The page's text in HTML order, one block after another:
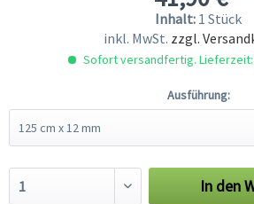
Inhalt: 1 Stück
inkl. MwSt. zzgl.
Sofort versandfertig. Lieferzeit:
Ausführung:
In den